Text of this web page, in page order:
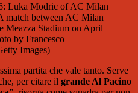
Luka Modric of AC Milan
match between AC Milan
Meazza Stadium on April
by Francesco
Images)
partita che vale tanto. Serve
per citare il grande Al Pacino